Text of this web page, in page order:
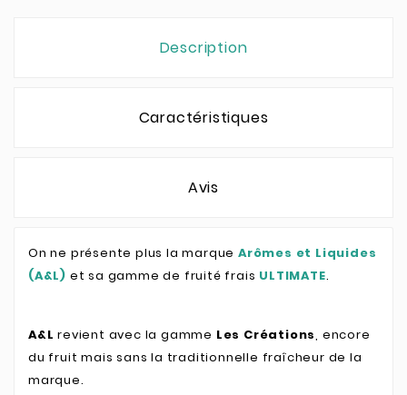
Description
Caractéristiques
Avis
On ne présente plus la marque Arômes et Liquides
(A&L) et sa gamme de fruité frais ULTIMATE.
A&L revient avec la gamme Les Créations , encore
du fruit mais sans la traditionnelle fraîcheur de la
marque.